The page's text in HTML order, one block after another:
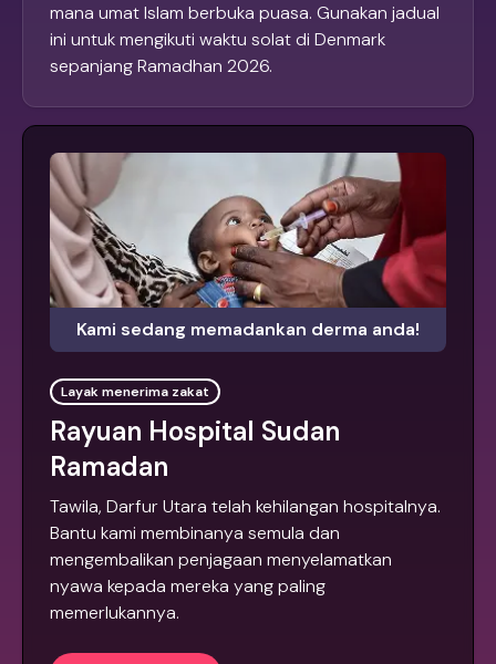
mana umat Islam berbuka puasa. Gunakan jadual
ini untuk mengikuti waktu solat di Denmark
sepanjang Ramadhan 2026.
Kami sedang memadankan derma anda!
Layak menerima zakat
Rayuan Hospital Sudan
Ramadan
Tawila, Darfur Utara telah kehilangan hospitalnya.
Bantu kami membinanya semula dan
mengembalikan penjagaan menyelamatkan
nyawa kepada mereka yang paling
memerlukannya.